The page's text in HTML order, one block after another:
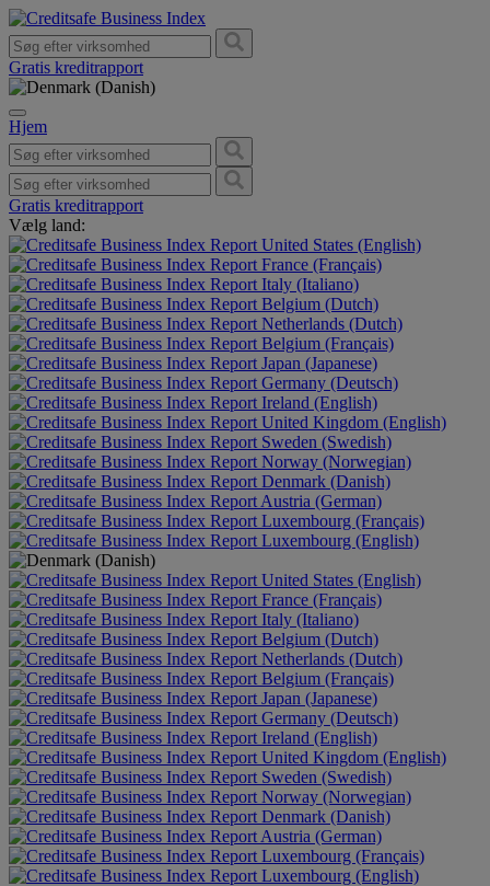
Gratis kreditrapport
Hjem
Gratis kreditrapport
Vælg land:
United States (English)
France (Français)
Italy (Italiano)
Belgium (Dutch)
Netherlands (Dutch)
Belgium (Français)
Japan (Japanese)
Germany (Deutsch)
Ireland (English)
United Kingdom (English)
Sweden (Swedish)
Norway (Norwegian)
Denmark (Danish)
Austria (German)
Luxembourg (Français)
Luxembourg (English)
United States (English)
France (Français)
Italy (Italiano)
Belgium (Dutch)
Netherlands (Dutch)
Belgium (Français)
Japan (Japanese)
Germany (Deutsch)
Ireland (English)
United Kingdom (English)
Sweden (Swedish)
Norway (Norwegian)
Denmark (Danish)
Austria (German)
Luxembourg (Français)
Luxembourg (English)